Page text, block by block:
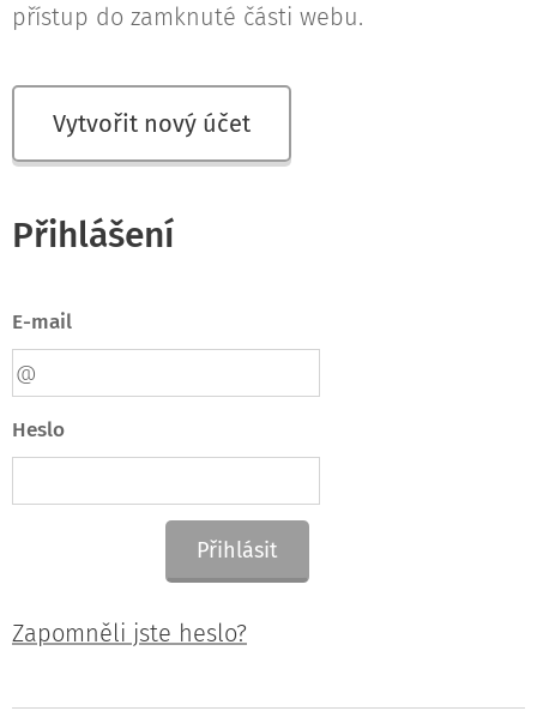
přístup do zamknuté části webu.
Vytvořit nový účet
Přihlášení
E-mail
Heslo
Přihlásit
Zapomněli jste heslo?